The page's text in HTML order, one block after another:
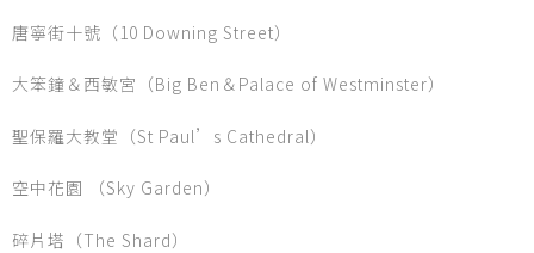
唐寧街十號（10 Downing Street）
大笨鐘＆西敏宮（Big Ben＆Palace of Westminster）
聖保羅大教堂（St Paul’s Cathedral）
空中花園 （Sky Garden）
碎片塔（The Shard）